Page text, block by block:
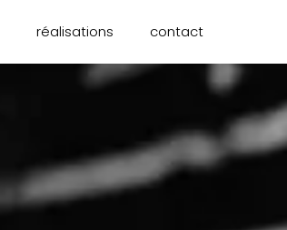
réalisations contact